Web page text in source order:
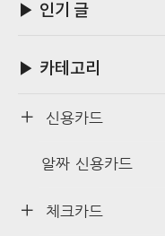
▶ 인기 글
▶ 카테고리
신용카드
알짜 신용카드
체크카드